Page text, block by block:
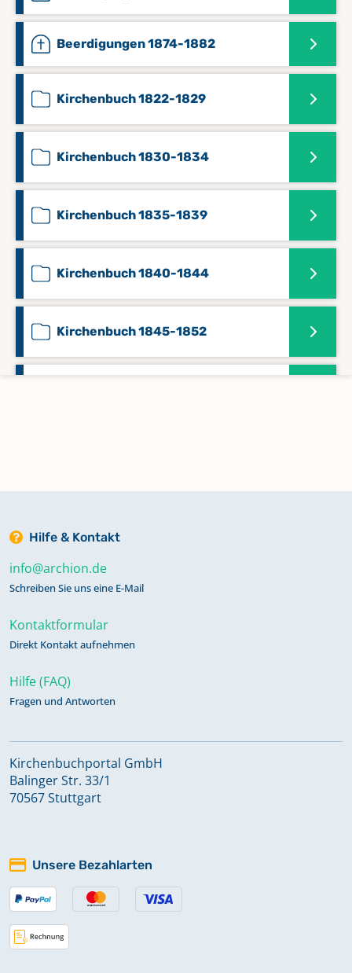
Beerdigungen 1874-1882
Kirchenbuch 1822-1829
Kirchenbuch 1830-1834
Kirchenbuch 1835-1839
Kirchenbuch 1840-1844
Kirchenbuch 1845-1852
Namensregister 1810-1864
Namensregister Taufen 1810-1874
Namensregister Trauungen und
Taufen 1853-1871
Taufen und Trauungen 1810-1822
Trauungen 1853-1873
Hilfe & Kontakt
info@archion.de
Schreiben Sie uns eine E-Mail
Kontaktformular
Direkt Kontakt aufnehmen
Hilfe (FAQ)
Fragen und Antworten
Kirchenbuchportal GmbH
Balinger Str. 33/1
70567 Stuttgart
Unsere Bezahlarten